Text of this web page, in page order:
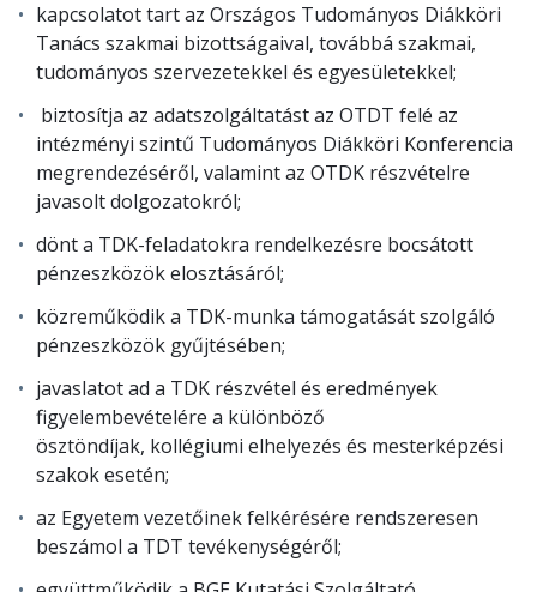
kapcsolatot tart az Országos Tudományos Diákköri
Tanács szakmai bizottságaival, továbbá szakmai,
tudományos szervezetekkel és egyesületekkel;
biztosítja az adatszolgáltatást az OTDT felé az
intézményi szintű Tudományos Diákköri Konferencia
megrendezéséről, valamint az OTDK részvételre
javasolt dolgozatokról;
dönt a TDK-feladatokra rendelkezésre bocsátott
pénzeszközök elosztásáról;
közreműködik a TDK-munka támogatását szolgáló
pénzeszközök gyűjtésében;
javaslatot ad a TDK részvétel és eredmények
figyelembevételére a különböző
ösztöndíjak, kollégiumi elhelyezés és mesterképzési
szakok esetén;
az Egyetem vezetőinek felkérésére rendszeresen
beszámol a TDT tevékenységéről;